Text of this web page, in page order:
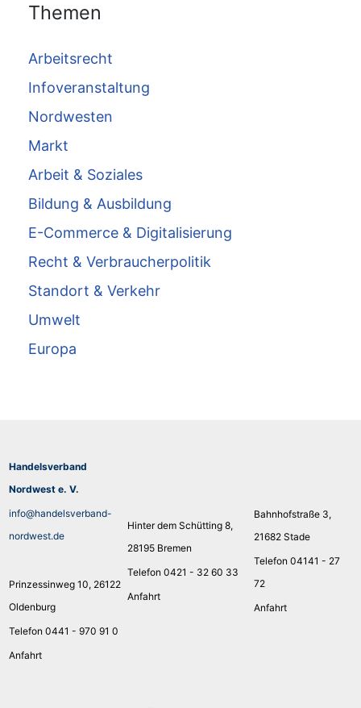
Themen
Arbeitsrecht
Infoveranstaltung
Nordwesten
Markt
Arbeit & Soziales
Bildung & Ausbildung
E-Commerce & Digitalisierung
Recht & Verbraucherpolitik
Standort & Verkehr
Umwelt
Europa
Handelsverband
Nordwest e. V.
info@handelsverband-
nordwest.de
Prinzessinweg 10, 26122
Oldenburg
Telefon 0441 - 970 91 0
Anfahrt
Hinter dem Schütting 8,
28195 Bremen
Telefon 0421 - 32 60 33
Anfahrt
Bahnhofstraße 3,
21682 Stade
Telefon 04141 - 27
72
Anfahrt